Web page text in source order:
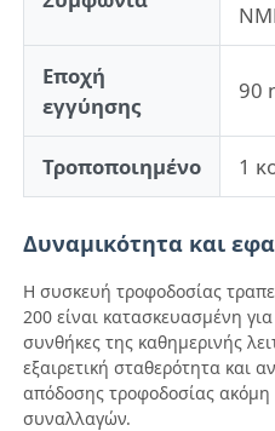
Τμήματα ATM Diebold
Ανταλλακτικά NCR ATM
Τμήματα ΑΤΜ Hyosung
Τμήματα Fujitsu ATM
Εποχή
εγγύησης
90
Τροποποιημένο 1
Δυναμικότητα και
Η συσκευή τροφοδοσίας
200 είναι κατασκευασμένη
συνθήκες της καθημερινής
εξαιρετική σταθερότητα και
απόδοσης τροφοδοσίας
συναλλαγών.